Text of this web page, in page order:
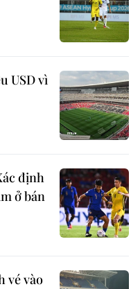
USD vì
định
ở bán
vé vào